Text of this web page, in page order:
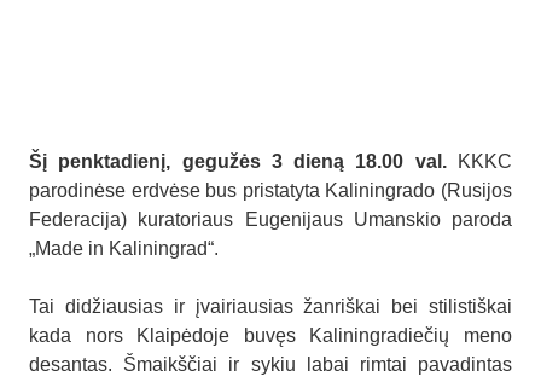
Šį penktadienį, gegužės 3 dieną 18.00 val.KKKC
parodinėse erdvėse bus pristatyta Kaliningrado (Rusijos
Federacija) kuratoriaus Eugenijaus Umanskio paroda
„Made in Kaliningrad“.
Tai didžiausias ir įvairiausias žanriškai bei stilistiškai
kada nors Klaipėdoje buvęs Kaliningradiečių meno
desantas. Šmaikščiai ir sykiu labai rimtai pavadintas